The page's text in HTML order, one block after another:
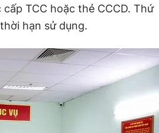
TCC hoặc thẻ CCCD. Thứ
hạn sử dụng.